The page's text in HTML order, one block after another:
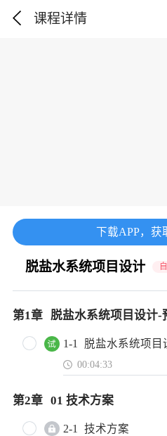
课程详情
下载APP，获
脱盐水系统项目设计
第1章 脱盐水系统项目设计-
1-1 脱盐水系统项目
00:04:33
第2章 01 技术方案
2-1 技术方案